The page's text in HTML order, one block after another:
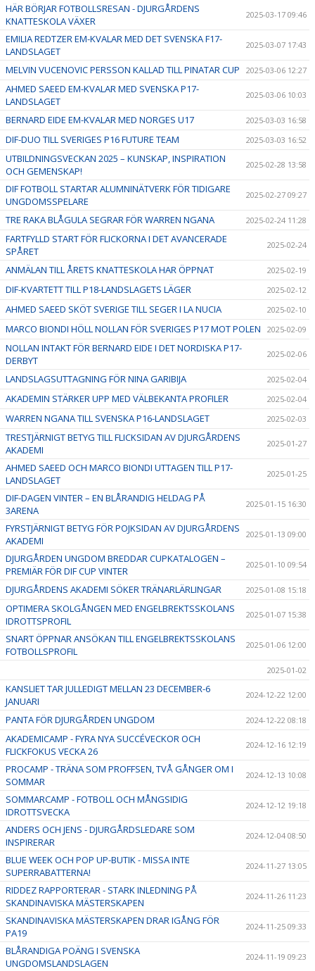
HÄR BÖRJAR FOTBOLLSRESAN - DJURGÅRDENS
KNATTESKOLA VÄXER
2025-03-17 09:46
EMILIA REDTZER EM-KVALAR MED DET SVENSKA F17-
LANDSLAGET
2025-03-07 17:43
MELVIN VUCENOVIC PERSSON KALLAD TILL PINATAR CUP 2025-03-06 12:27
AHMED SAEED EM-KVALAR MED SVENSKA P17-
LANDSLAGET
2025-03-06 10:03
BERNARD EIDE EM-KVALAR MED NORGES U17 2025-03-03 16:58
DIF-DUO TILL SVERIGES P16 FUTURE TEAM 2025-03-03 16:52
UTBILDNINGSVECKAN 2025 – KUNSKAP, INSPIRATION
OCH GEMENSKAP!
2025-02-28 13:58
DIF FOTBOLL STARTAR ALUMNINÄTVERK FÖR TIDIGARE
UNGDOMSSPELARE
2025-02-27 09:27
TRE RAKA BLÅGULA SEGRAR FÖR WARREN NGANA 2025-02-24 11:28
FARTFYLLD START FÖR FLICKORNA I DET AVANCERADE
SPÅRET
2025-02-24
ANMÄLAN TILL ÅRETS KNATTESKOLA HAR ÖPPNAT 2025-02-19
DIF-KVARTETT TILL P18-LANDSLAGETS LÄGER 2025-02-12
AHMED SAEED SKÖT SVERIGE TILL SEGER I LA NUCIA 2025-02-10
MARCO BIONDI HÖLL NOLLAN FÖR SVERIGES P17 MOT POLEN 2025-02-09
NOLLAN INTAKT FÖR BERNARD EIDE I DET NORDISKA P17-
DERBYT
2025-02-06
LANDSLAGSUTTAGNING FÖR NINA GARIBIJA 2025-02-04
AKADEMIN STÄRKER UPP MED VÄLBEKANTA PROFILER 2025-02-04
WARREN NGANA TILL SVENSKA P16-LANDSLAGET 2025-02-03
TRESTJÄRNIGT BETYG TILL FLICKSIDAN AV DJURGÅRDENS
AKADEMI
2025-01-27
AHMED SAEED OCH MARCO BIONDI UTTAGEN TILL P17-
LANDSLAGET
2025-01-25
DIF-DAGEN VINTER – EN BLÅRANDIG HELDAG PÅ
3ARENA
2025-01-15 16:30
FYRSTJÄRNIGT BETYG FÖR POJKSIDAN AV DJURGÅRDENS
AKADEMI
2025-01-13 09:00
DJURGÅRDEN UNGDOM BREDDAR CUPKATALOGEN –
PREMIÄR FÖR DIF CUP VINTER
2025-01-10 09:54
DJURGÅRDENS AKADEMI SÖKER TRÄNARLÄRLINGAR 2025-01-08 15:18
OPTIMERA SKOLGÅNGEN MED ENGELBREKTSSKOLANS
IDROTTSPROFIL
2025-01-07 15:38
SNART ÖPPNAR ANSÖKAN TILL ENGELBREKTSSKOLANS
FOTBOLLSPROFIL
2025-01-06 12:00
2025-01-02
KANSLIET TAR JULLEDIGT MELLAN 23 DECEMBER-6
JANUARI
2024-12-22 12:00
PANTA FÖR DJURGÅRDEN UNGDOM 2024-12-22 08:18
AKADEMICAMP - FYRA NYA SUCCÉVECKOR OCH
FLICKFOKUS VECKA 26
2024-12-16 12:19
PROCAMP - TRÄNA SOM PROFFSEN, TVÅ GÅNGER OM I
SOMMAR
2024-12-13 10:08
SOMMARCAMP - FOTBOLL OCH MÅNGSIDIG
IDROTTSVECKA
2024-12-12 19:18
ANDERS OCH JENS - DJURGÅRDSLEDARE SOM
INSPIRERAR
2024-12-04 08:50
BLUE WEEK OCH POP UP-BUTIK - MISSA INTE
SUPERRABATTERNA!
2024-11-27 13:05
RIDDEZ RAPPORTERAR - STARK INLEDNING PÅ
SKANDINAVISKA MÄSTERSKAPEN
2024-11-26 11:23
SKANDINAVISKA MÄSTERSKAPEN DRAR IGÅNG FÖR
PA19
2024-11-25 09:33
BLÅRANDIGA POÄNG I SVENSKA
UNGDOMSLANDSLAGEN
2024-11-19 09:23